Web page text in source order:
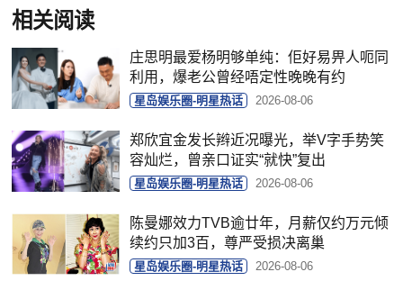
相关阅读
庄思明最爱杨明够单纯：佢好易畀人呃同
利用，爆老公曾经唔定性晚晚有约
星岛娱乐圈-明星热话 2026-08-06
郑欣宜金发长辫近况曝光，举V字手势笑
容灿烂，曾亲口证实“就快”复出
星岛娱乐圈-明星热话 2026-08-06
陈曼娜效力TVB逾廿年，月薪仅约万元倾
续约只加3百，尊严受损决离巢
星岛娱乐圈-明星热话 2026-08-06